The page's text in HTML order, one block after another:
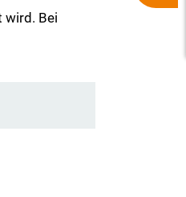
wird. Bei